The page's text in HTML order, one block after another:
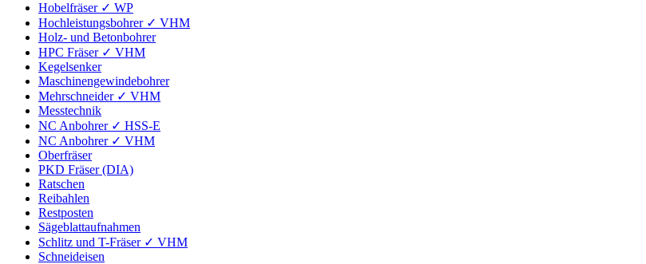
Hobelfräser ✓ WP
Hochleistungsbohrer ✓ VHM
Holz- und Betonbohrer
HPC Fräser ✓ VHM
Kegelsenker
Maschinengewindebohrer
Mehrschneider ✓ VHM
Messtechnik
NC Anbohrer ✓ HSS-E
NC Anbohrer ✓ VHM
Oberfräser
PKD Fräser (DIA)
Ratschen
Reibahlen
Restposten
Sägeblattaufnahmen
Schlitz und T-Fräser ✓ VHM
Schneideisen